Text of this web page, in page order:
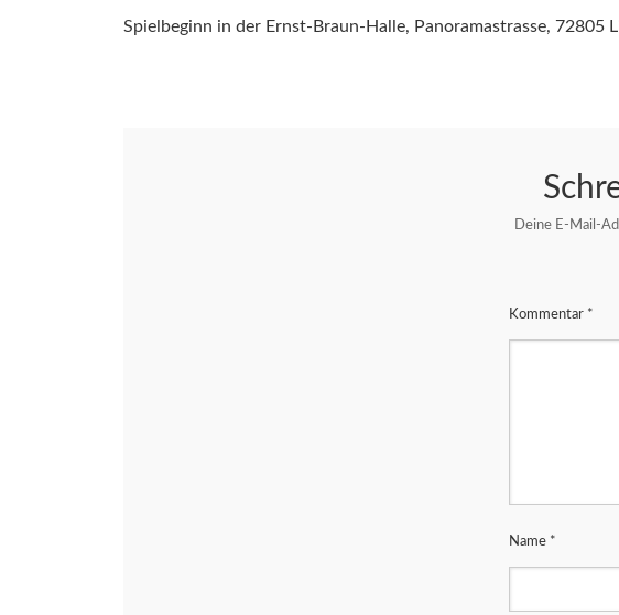
Spielbeginn in der Ernst-Braun-Halle, Panoramastrasse,
Deine E-Mail-
Kommentar *
Name *